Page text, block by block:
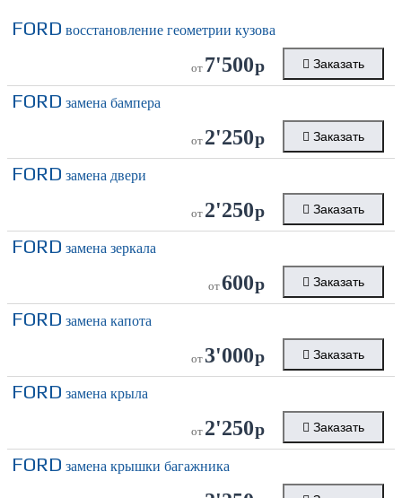
FORD восстановление геометрии кузова
от 7'500р Заказать
FORD замена бампера
от 2'250р Заказать
FORD замена двери
от 2'250р Заказать
FORD замена зеркала
от600р Заказать
FORD замена капота
от 3'000р Заказать
FORD замена крыла
от 2'250р Заказать
FORD замена крышки багажника